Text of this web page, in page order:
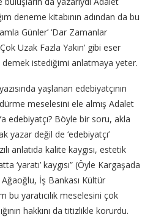
deneme kitabının adından da bu
Günler’ ‘Dar Zamanlar
Uzak Fazla Yakın’ gibi eser
demek istediğimi anlatmaya yeter.
yaşlanan edebiyatçının
meselesini ele almış Adalet
edebiyatçı? Böyle bir soru, akla
yazar değil de ‘edebiyatçı’
anlatıda kalite kaygısı, estetik
‘yaratı’ kaygısı” (Öyle Kargaşada
İş Bankası Kültür
bu yaratıcılık meselesini çok
hakkını da titizlikle korurdu.